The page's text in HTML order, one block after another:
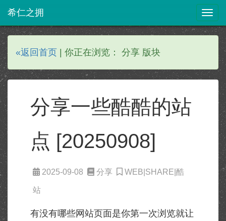
希仁之拥
«返回首页 | 你正在浏览： 分享 版块
分享一些酷酷的站
点 [20250908]
2025-09-08 分享 WEB|SHARE|酷
站
有没有哪些网站页面是你第一次浏览就让